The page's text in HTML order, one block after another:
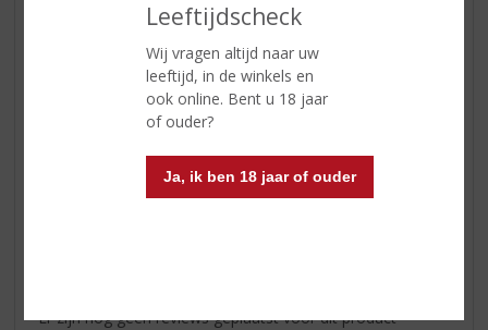
Leeftijdscheck
Wij vragen altijd naar uw
leeftijd, in de winkels en
ook online. Bent u 18 jaar
of ouder?
Ja, ik ben 18 jaar of ouder
Volle pruimen smaak.
Lang en droog.
Het digestief bevordert de
spijsvertering, dus heerlijk na een
Er zijn nog geen reviews geplaatst voor dit product